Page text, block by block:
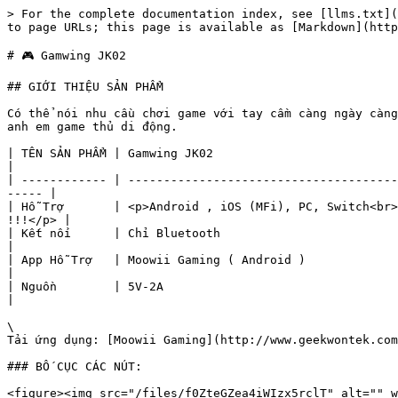
> For the complete documentation index, see [llms.txt](https://support.gace.store/llms.txt). Markdown versions of documentation pages are available by appending `.md` to page URLs; this page is available as [Markdown](https://support.gace.store/hdsd/tay-cam-choi-game/gamwing-jk02.md).

# 🎮 Gamwing JK02

## GIỚI THIỆU SẢN PHẨM

Có thể nói nhu cầu chơi game với tay cầm càng ngày càng lớn , game thì càng ngày càng nặng về đồ hoạ nên có thể nói JK02 là một giải pháp cực kì đáng để cân nhắc cho anh em game thủ di động.

| TÊN SẢN PHẨM | Gamwing JK02                                                                                                                                               |
| ------------ | ---------------------------------------------------------------------------------------------------------------------------------------------------------- |
| Hỗ Trợ       | <p>Android , iOS (MFi), PC, Switch<br>Có Quạt tản nhiệt tích hợp 10W<br>Lưu ý: iOS không hỗ trợ mapping mode cho các tựa game không hỗ trợ tay cầm !!!</p> |
| Kết nối      | Chỉ Bluetooth                                                                                                                                              |
| App Hỗ Trợ   | Moowii Gaming ( Android )                                                                                                                                  |
| Nguồn        | 5V-2A                                                                                                                                                      |

\
Tải ứng dụng: [Moowii Gaming](http://www.geekwontek.com/moyuplayer/app/link.html)

### BỐ CỤC CÁC NÚT:

<figure><img src="/files/f0ZteGZea4iWIzx5rclT" alt="" width="478"><figcaption></figcaption></figure>

## 1. Tổng quan về các tính năng trên tay cầm.

✅ Kết Nối: iOS MFi Games, Nitendo Switch, Android Chế Độ Tùy Chỉnh Map Phím, PC, Laptop\
✅ Joystick mượt mà, được cải tiến với thiết kế kép\
✅ Nút L1/L2 có độ nhạy và độ chính xác cao\
✅ Kết nối Bluetooth 5.0, delay thấp\
✅ Tích hợp quạt tản nhiệt có Led RGB với công suất làm lạnh 10W

## 2. Hướng dẫn kết nối tay cầm

### **2.1 Kết Nối PC ( Bluetooth ):**

\- Kích hoạt tay cầm bằng cách ấn giữ nút biểu tưởng Robot ( Power ) trong 2s đến khi đèn nhấp nháy, lưu ý để có thể kết nối tay cầm chơi trên PC thì các bạn phải chuyển tay cầm về chế độ Native bằng cách ấn 2 lần vào nút Robot ( Power ) để chuyển đèn về màu xanh lá nhé.\
\- Ấn giữ đồng thời nút Share + Window Key trong 3s cho đến khi phần cài đặt Bluetooth trên thiết bị PC/Laptop của các bạn hiện cái tên :" Xbox Wireless Controller ". Khi kết nối thành công đèn tính hiệu đứng yên.&#x20;

<figure><img src="/files/8MWRpCjlKsyWZGHKZiz0" alt="" width="563"><figcaption><p>Đèn tín hiệu sẽ nhấp đèn xanh lá biểu hiện chờ kết nối</p></figcaption></figure>

<figure><img src="/files/aW840vZ4GTPUXSDwEfAp" alt=""><figcaption><p>Kết nối JK02 với tên Xbox Wireless Controller</p></figcaption></figure>

### **Video hướng dẫn kết nối cho PC**

ĐANG CẬP NHẬT

### **2.2 Kết Nối với Android/iOS ( Bluetooth ):**

### **2.2.1 Kết Nối với Android ( Bluetooth ):**

\- Kích hoạt tay cầm bằng cách ấn giữ nút biểu tưởng Robot ( Power ) trong 2s đến khi đèn nhấp nháy, lưu ý để có thể kết nối tay cầm chơi trên Android thì các bạn phải chuyển tay cầm về chế độ Mapping bằng cách ấn 2 lần vào nút Robot ( Power ) để chuyển đèn về màu xanh